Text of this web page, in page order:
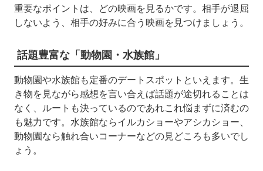
重要なポイントは、どの映画を見るかです。相手が退屈
しないよう、相手の好みに合う映画を見つけましょう。
話題豊富な「動物園・水族館」
動物園や水族館も定番のデートスポットといえます。生
き物を見ながら感想を言い合えば話題が途切れることは
なく、ルートも決っているのであれこれ悩まずに済むの
も魅力です。水族館ならイルカショーやアシカショー、
動物園なら触れ合いコーナーなどの見どころも多いでし
ょう。